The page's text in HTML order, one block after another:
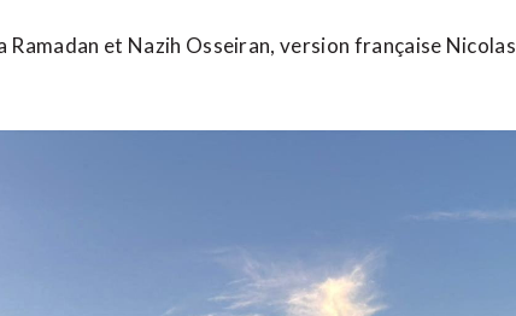
​Ramadan et Nazih Osseiran, version française Nicolas